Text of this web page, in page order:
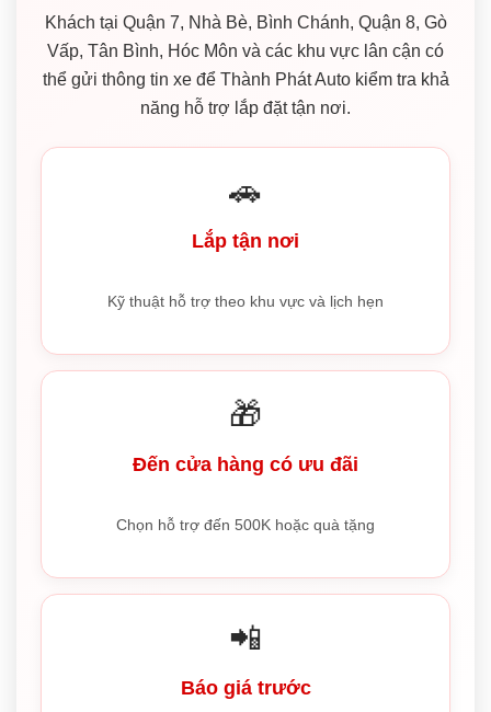
Khách tại Quận 7, Nhà Bè, Bình Chánh, Quận 8, Gò
Vấp, Tân Bình, Hóc Môn và các khu vực lân cận có
thể gửi thông tin xe để Thành Phát Auto kiểm tra khả
năng hỗ trợ lắp đặt tận nơi.
🚗
Lắp tận nơi
Kỹ thuật hỗ trợ theo khu vực và lịch hẹn
🎁
Đến cửa hàng có ưu đãi
Chọn hỗ trợ đến 500K hoặc quà tặng
📲
Báo giá trước